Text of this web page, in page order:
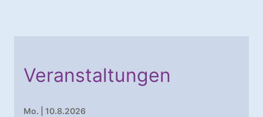
Veranstaltungen
Mo. | 10.8.2026